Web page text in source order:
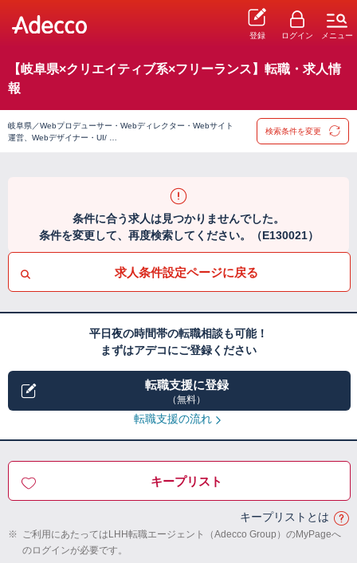
登録 ログイン メニュー
【岐阜県×クリエイティブ系×フリーランス】転職・求人情
報
岐阜県／Webプロデューサー・Webディレクター・Webサイト
運営、Webデザイナー・UI/ …
検索条件を変更
条件に合う求人は見つかりませんでした。
条件を変更して、再度検索してください。（E130021）
求人条件設定ページに戻る
平日夜の時間帯の転職相談も可能！
まずはアデコにご登録ください
転職支援に登録
（無料）
転職支援の流れ
キープリスト
キープリストとは
※ ご利用にあたってはLHH転職エージェント（Adecco Group）のMyPageへ
のログインが必要です。